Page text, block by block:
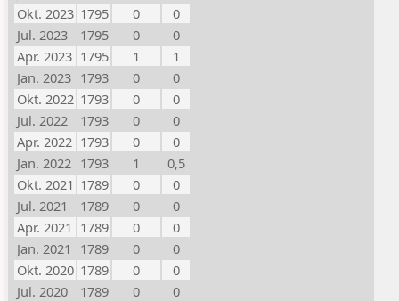
Okt. 2023 1795 0
0
Jul. 2023
1795 0
0
Apr. 2023 1795 1
1
Jan. 2023 1793 0
0
Okt. 2022 1793 0
0
Jul. 2022
1793 0
0
Apr. 2022 1793 0
0
Jan. 2022 1793 1
0,5
Okt. 2021 1789 0
0
Jul. 2021
1789 0
0
Apr. 2021 1789 0
0
Jan. 2021
1789 0
0
Okt. 2020 1789 0
0
Jul. 2020
1789 0
0